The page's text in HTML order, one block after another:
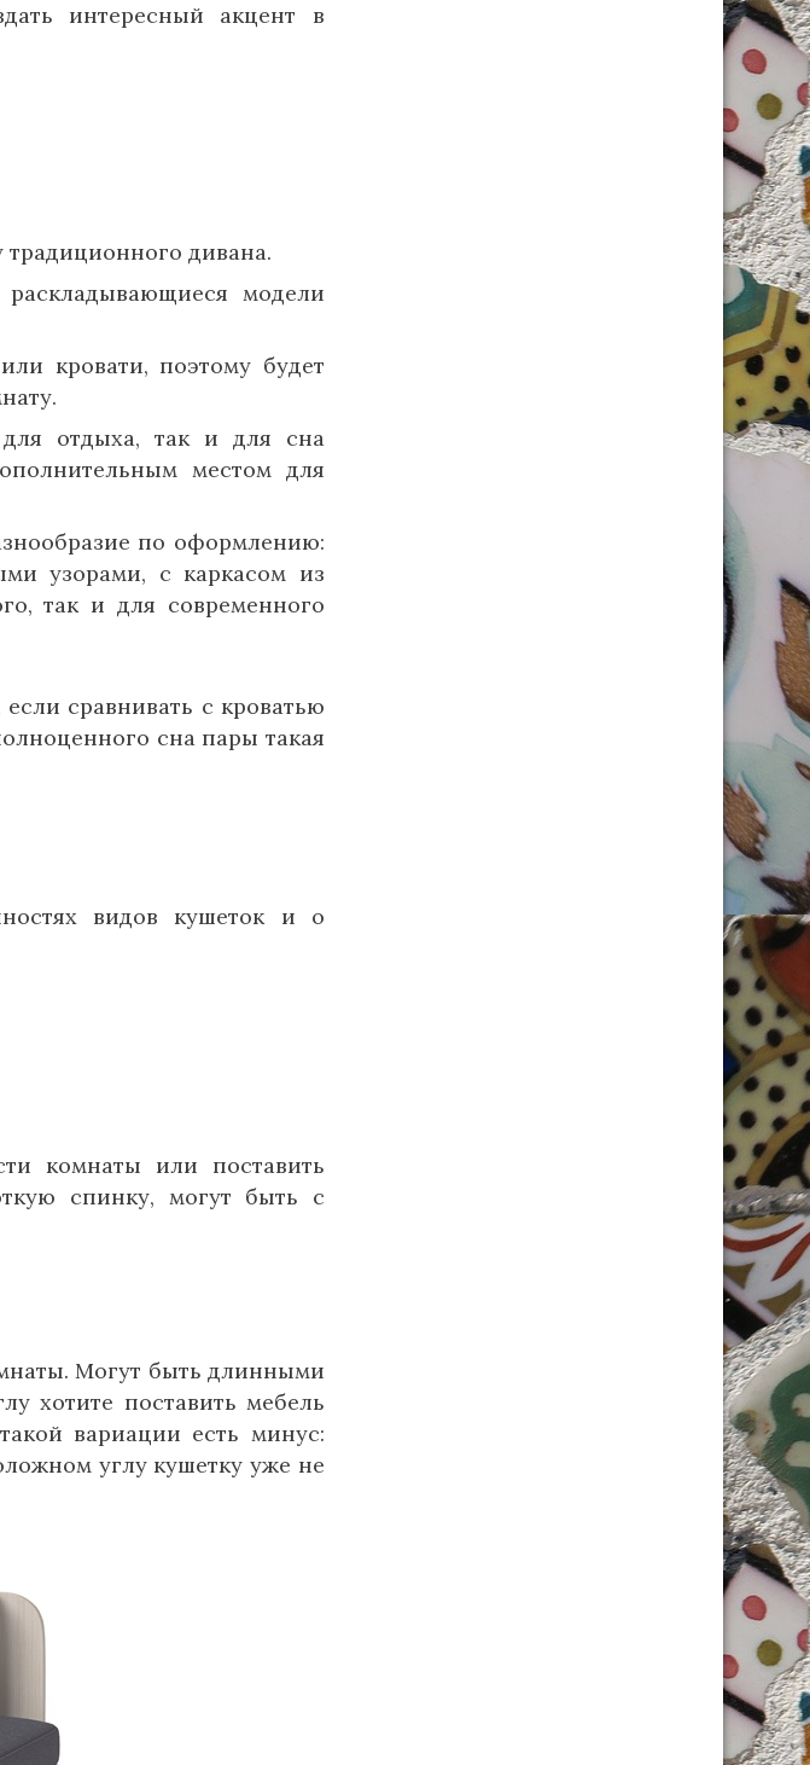
интересный акцент в
дивана.
модели
кровати, поэтому будет
отдыха, так и для сна
местом для
по оформлению:
узорами, с каркасом из
так и для современного
сравнивать с кроватью
сна пары такая
видов кушеток и о
комнаты или поставить
спинку, могут быть с
Могут быть длинными
хотите поставить мебель
вариации есть минус:
углу кушетку уже не